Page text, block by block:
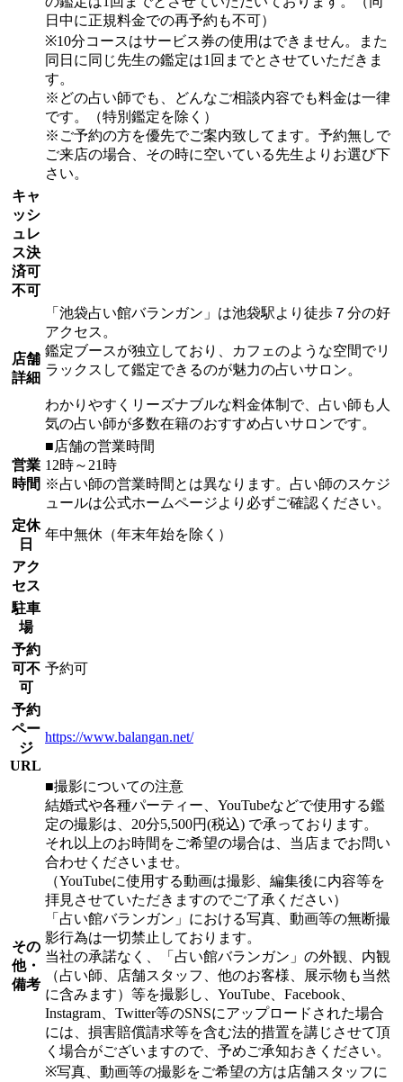
日中に正規料金での再予約も不可）
※10分コースはサービス券の使用はできません。また
同日に同じ先生の鑑定は1回までとさせていただきま
す。
※どの占い師でも、どんなご相談内容でも料金は一律
です。（特別鑑定を除く）
※ご予約の方を優先でご案内致してます。予約無しで
ご来店の場合、その時に空いている先生よりお選び下
さい。
キャ
ッシ
ュレ
ス決
済可
不可
店舗
詳細
「池袋占い館バランガン」は池袋駅より徒歩７分の好
アクセス。
鑑定ブースが独立しており、カフェのような空間でリ
ラックスして鑑定できるのが魅力の占いサロン。
わかりやすくリーズナブルな料金体制で、占い師も人
気の占い師が多数在籍のおすすめ占いサロンです。
営業
時間
■店舗の営業時間
12時～21時
※占い師の営業時間とは異なります。占い師のスケジ
ュールは公式ホームページより必ずご確認ください。
定休
日
年中無休（年末年始を除く）
アク
セス
駐車
場
予約
可不
可
予約可
予約
ペー
ジ
URL
https://www.balangan.net/
その
他・
備考
■撮影についての注意
結婚式や各種パーティー、YouTubeなどで使用する鑑
定の撮影は、20分5,500円(税込) で承っております。
それ以上のお時間をご希望の場合は、当店までお問い
合わせくださいませ。
（YouTubeに使用する動画は撮影、編集後に内容等を
拝見させていただきますのでご了承ください）
「占い館バランガン」における写真、動画等の無断撮
影行為は一切禁止しております。
当社の承諾なく、「占い館バランガン」の外観、内観
（占い師、店舗スタッフ、他のお客様、展示物も当然
に含みます）等を撮影し、YouTube、Facebook、
Instagram、Twitter等のSNSにアップロードされた場合
には、損害賠償請求等を含む法的措置を講じさせて頂
く場合がございますので、予めご承知おきください。
※写真、動画等の撮影をご希望の方は店舗スタッフに